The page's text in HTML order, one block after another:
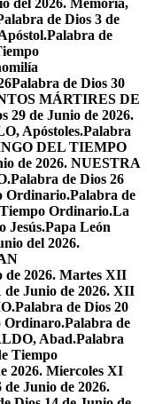
del 2026. Memoria,
de Dios 3 de
Palabra de
Palabra de Dios 30
MÁRTIRES DE
29 de Junio de 2026.
Apóstoles.Palabra
DEL TIEMPO
de 2026. NUESTRA
Palabra de Dios 26
Ordinario.Palabra de
Ordinario.La
Jesús.Papa León
del 2026.
de 2026. Martes XII
de Junio de 2026. XII
Palabra de Dios 20
Ordinaro.Palabra de
Abad.Palabra
Tiempo
2026. Miercoles XI
Junio de 2026.